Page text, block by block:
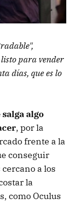
para vender
días, que es lo
algo
, por la
frente a la
conseguir
a los
la
como Oculus